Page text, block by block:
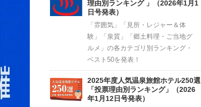
理由別ランキング 」（2026年1月1
日号発表）
「雰囲気」「見所・レジャー＆体
験」「泉質」「郷土料理・ご当地グ
ルメ」の各カテゴリ別ランキング・
ベスト50を発表！
2025年度人気温泉旅館ホテル250選
「投票理由別ランキング」（2026
年1月12日号発表）